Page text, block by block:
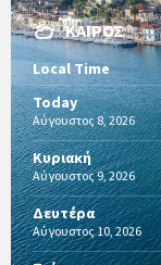
ΚΑΙΡΌΣ
Local Time
Today
Αύγουστος 8, 2026
Κυριακή
Αύγουστος 9, 2026
Δευτέρα
Αύγουστος 10, 2026